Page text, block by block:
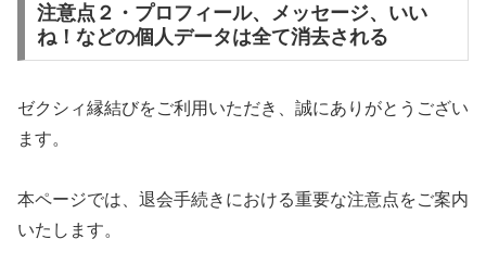
注意点２・プロフィール、メッセージ、いい
ね！などの個人データは全て消去される
ゼクシィ縁結びをご利用いただき、誠にありがとうござい
ます。
本ページでは、退会手続きにおける重要な注意点をご案内
いたします。